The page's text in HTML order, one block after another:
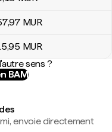
,97 MUR
,95 MUR
sens ?
BAM
envoie directement